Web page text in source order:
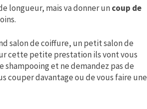
longueur, mais va donner uncoup de
salon de coiffure, un petit salon de
cette petite prestation ils vont vous
et ne demandez pas de
couper davantage ou de vous faire une